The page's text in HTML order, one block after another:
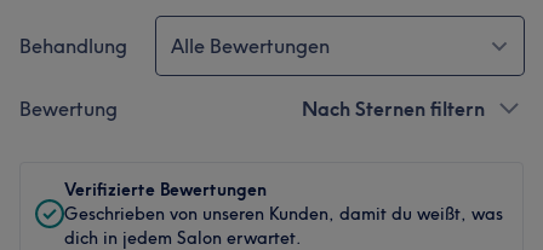
Behandlung Alle Bewertungen
Bewertung Nach Sternen filtern
Verifizierte Bewertungen
Geschrieben von unseren Kunden, damit du weißt, was
dich in jedem Salon erwartet.